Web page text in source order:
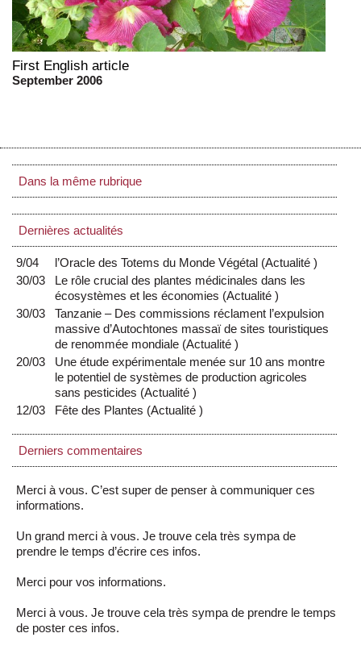
First English article
September 2006
Dans la même rubrique
Dernières actualités
9/04 l’Oracle des Totems du Monde Végétal (Actualité)
30/03
Le rôle crucial des plantes médicinales dans les
écosystèmes et les économies (Actualité)
30/03
Tanzanie – Des commissions réclament l’expulsion
massive d’Autochtones massaï de sites touristiques
de renommée mondiale (Actualité)
20/03
Une étude expérimentale menée sur 10 ans montre
le potentiel de systèmes de production agricoles
sans pesticides (Actualité)
12/03
Fête des Plantes (Actualité)
Derniers commentaires
Merci à vous. C’est super de penser à communiquer ces
informations.
Un grand merci à vous. Je trouve cela très sympa de
prendre le temps d’écrire ces infos.
Merci pour vos informations.
Merci à vous. Je trouve cela très sympa de prendre le temps
de poster ces infos.